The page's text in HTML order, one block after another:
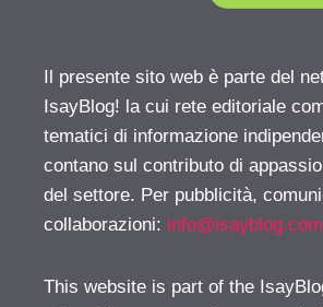
Il presente sito web è parte del
IsayBlog! la cui rete editoriale
tematici di informazione
contano sul contributo di
del settore. Per pubblicità,
collaborazioni: info@isayblog.com
This website is part of the